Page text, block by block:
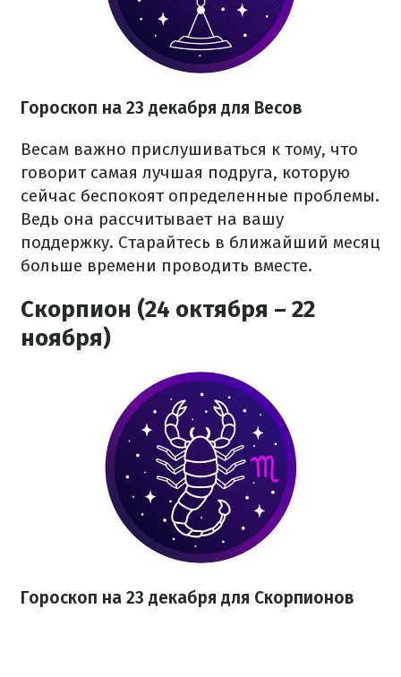
Гороскоп на 23 декабря для Весов
Весам важно прислушиваться к тому, что
говорит самая лучшая подруга, которую
сейчас беспокоят определенные проблемы.
Ведь она рассчитывает на вашу
поддержку. Старайтесь в ближайший месяц
больше времени проводить вместе.
Скорпион (24 октября – 22
ноября)
Гороскоп на 23 декабря для Скорпионов